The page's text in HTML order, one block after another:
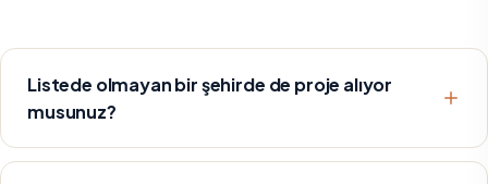
Listede olmayan bir şehirde de proje alıyor
musunuz?